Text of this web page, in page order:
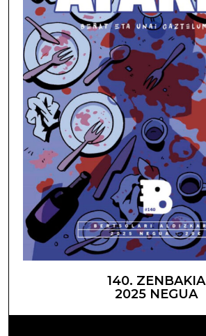
140. ZENBAKIA
2025 NEGUA